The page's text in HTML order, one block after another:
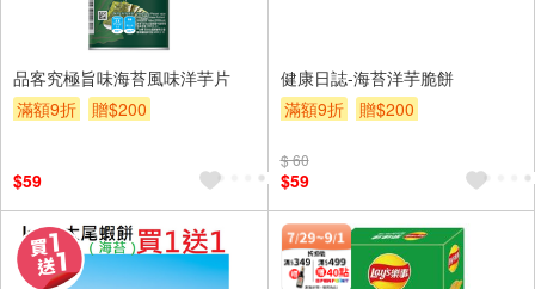
品客究極旨味海苔風味洋芋片
滿額9折
贈$200
$59
健康日誌-海苔洋芋脆餅
滿額9折
贈$200
$ 60
$59